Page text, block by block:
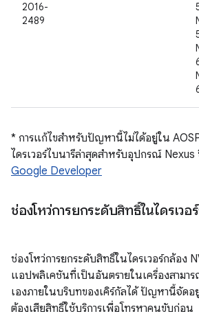
2016-
2489
* การแก้ไขสำหรับปัญหานี้ไม่ได้อยู่ใน
ไดรเวอร์ไบนารีล่าสุดสำหรับอุปกรณ์
Google Developer
ช่องโหว่การยกระดับสิทธิ์ในไดรเว
ช่องโหว่การยกระดับสิทธิ์ในไดรเวอร์กล้อง
แอปพลิเคชันที่เป็นอันตรายในเครื่องสามาร
เองภายในบริบทของเคิร์กัลได้ ปัญหานี้จัดอ
ต้องเสียสิทธิ์ใช้บริการเพื่อโทรหาคนขับก่อน